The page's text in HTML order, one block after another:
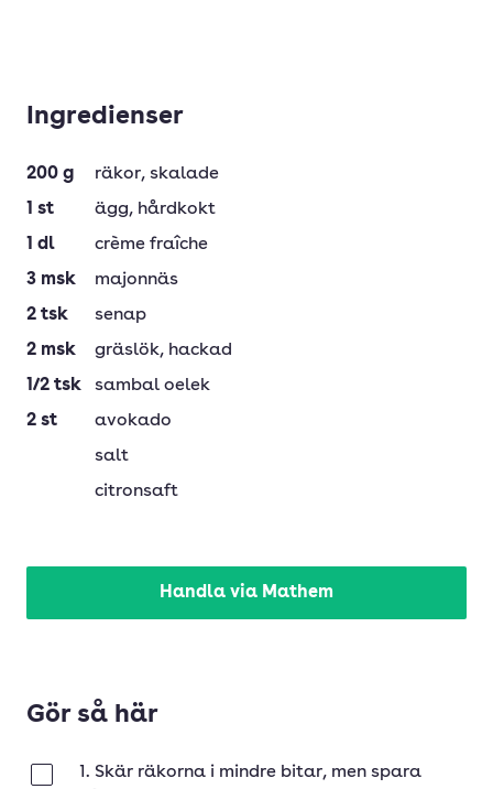
Ingredienser
200 g räkor, skalade
1 st ägg, hårdkokt
1 dl
crème fraîche
3 msk
majonnäs
2 tsk
senap
2 msk gräslök, hackad
1/2 tsk
sambal oelek
2 st
avokado
salt
citronsaft
Handla via Mathem
Gör så här
1. Skär räkorna i mindre bitar, men spara